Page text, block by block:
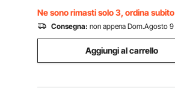
Domestici
Ne sono rimasti solo 3, ordina subito
Consegna: non appena Dom.Agosto 9
Aggiungi al carrello